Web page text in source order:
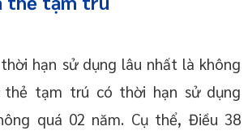
hạn sử dụng lâu nhất là không
thẻ tạm trú có thời hạn sử dụng
quá 02 năm. Cụ thể, Điều 38